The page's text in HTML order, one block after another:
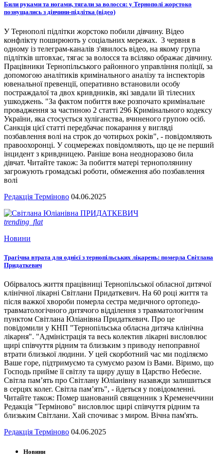
Били руками та ногами, тягали за волосся: у Тернополі жорстоко
познущались з дівчини-підлітка (відео)
У Тернополі підлітки жорстоко побили дівчину. Відео
конфлікту поширюють у соціальних мережах. 3 червня в
одному із телеграм-каналів з'явилось відео, на якому група
підлітків штовхає, тягає за волосся та всіляко ображає дівчину.
Працівники Тернопільського районного управління поліції, за
допомогою аналітиків кримінального аналізу та інспекторів
ювенальної превенції, оперативно встановили особу
постраждалої та двох кривдників, які завдали їй тілесних
ушкоджень. "За фактом побиття вже розпочато кримінальне
провадження за частиною 2 статті 296 Кримінального кодексу
України, яка стосується хуліганства, вчиненого групою осіб.
Санкція цієї статті передбачає покарання у вигляді
позбавлення волі на строк до чотирьох років", - повідомляють
правоохоронці. У соцмережах повідомляють, що це не перший
інцидент з кривдницею. Раніше вона неодноразово била
дівчат. Читайте також: За побиття матері тернополянину
загрожують громадські роботи, обмеження або позбавлення
волі
Редакція Терміново 04.06.2025
trending_flat
Новини
Трагічна втрата для однієї з тернопільських лікарень: померла Світлана
Придаткевич
Обірвалось життя працівниці Тернопільської обласної дитячої
клінічної лікарні Світлани Придаткевич. На 60 році життя та
після важкої хвороби померла сестра медичного ортопедо-
травматологічного дитячого відділення з травматологічним
пунктом Світлана Юліанівна Придаткевич. Про це
повідомили у КНП "Тернопільська обласна дитяча клінічна
лікарня". "Адміністрація та весь колектив лікарні висловлює
щирі співчуття рідним та близьким з приводу непоправної
втрати близької людини. У цей скорботний час ми поділяємо
Ваше горе, підтримуємо та сумуємо разом із Вами. Віримо, що
Господь прийме її світлу та щиру душу в Царство Небесне.
Світла пам’ять про Світлану Юліанівну назавжди залишиться
в серцях колег. Світла пам’ять", - йдеться у повідомленні.
Читайте також: Помер шанований священник з Кременеччини
Редакція "Терміново" висловлює щирі співчуття рідним та
близьким Світлани. Хай спочиває з миром. Вічна пам'ять.
Редакція Терміново 04.06.2025
Новини